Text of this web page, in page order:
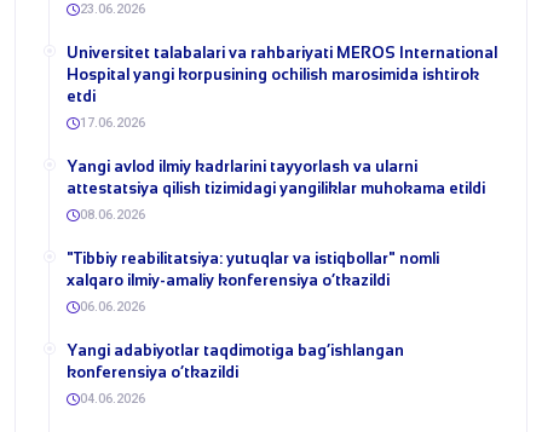
23.06.2026
Universitet talabalari va rahbariyati MEROS International
Hospital yangi korpusining ochilish marosimida ishtirok
etdi
17.06.2026
Yangi avlod ilmiy kadrlarini tayyorlash va ularni
attestatsiya qilish tizimidagi yangiliklar muhokama etildi
08.06.2026
​"Tibbiy reabilitatsiya: yutuqlar va istiqbollar" nomli
xalqaro ilmiy-amaliy konferensiya o‘tkazildi
06.06.2026
​Yangi adabiyotlar taqdimotiga bag‘ishlangan
konferensiya o‘tkazildi
04.06.2026